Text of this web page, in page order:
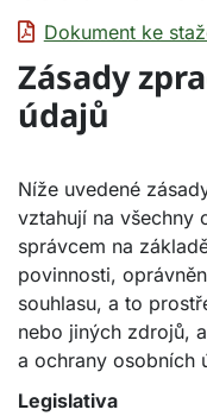
Dokument ke
Zásady
údajů
Níže uvedené
vztahují na všechny
správcem na
povinnosti,
souhlasu, a to
nebo jiných zdrojů,
a ochrany osobních
Legislativa